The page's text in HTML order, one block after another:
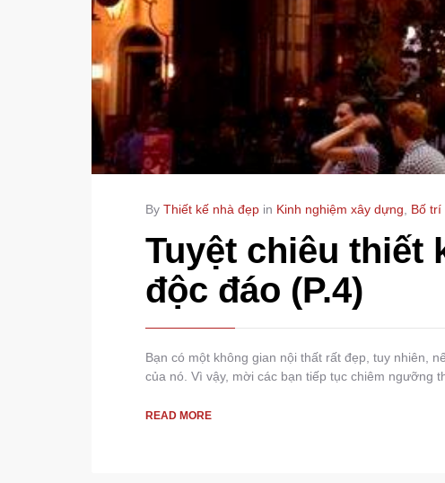
By Thiết kế nhà đẹp in Kinh nghiệm xây dựng Bố trí
Tuyệt chiêu thiết
độc đáo (P.4)
Bạn có một không gian nội thất rất đẹp, tuy nhiên,
của nó. Vì vậy, mời các bạn tiếp tục chiêm ngưỡng
READ MORE